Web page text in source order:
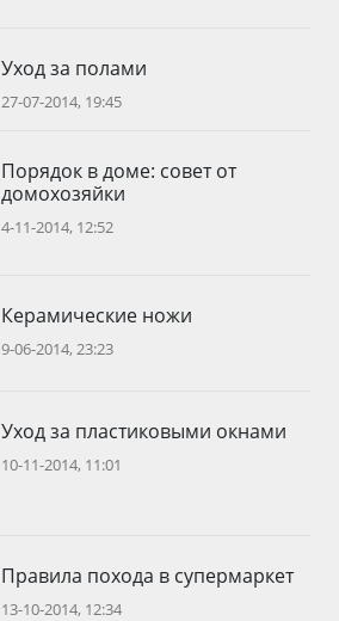
Уход за полами
27-07-2014, 19:45
Порядок в доме: совет от
домохозяйки
4-11-2014, 12:52
Керамические ножи
9-06-2014, 23:23
Уход за пластиковыми окнами
10-11-2014, 11:01
Правила похода в супермаркет
13-10-2014, 12:34